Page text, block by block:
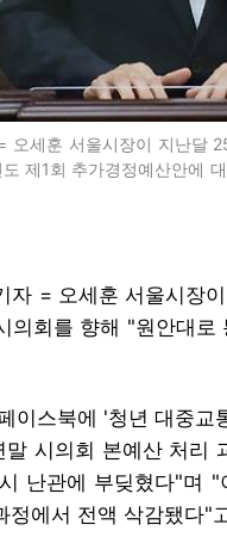
오세훈 서울시장이 지난달
제1회 추가경정예산안에
자 = 오세훈 서울시장
의회를 향해 "원안대
이스북에 '청년 대중
시의회 본예산 처리
난관에 부딪혔다"며
정에서 전액 삭감됐다"